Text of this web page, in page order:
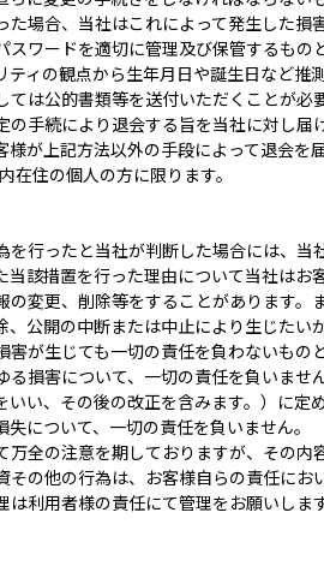
場合、当社はこれによって発生した損
ワードを適切に管理及び保管するも
ィの観点から生年月日や誕生日など推
は公的書類等を送付いただくことが必
手続により退会する旨を当社に対し
が上記方法以外の手段によって退会を
住の個人の方に限ります。
行ったと当社が判断した場合には、
該措置を行った理由について当社はお
変更、削除等をすることがあります
公開の中断または中止により生じたい
が生じても一切の責任を負わないものと
損害について、一切の責任を負いま
い、その後の改正を含みます。）に定
について、一切の責任を負いません。
全の注意を期しておりますが、その内
の他の行為は、お客様自らの責任にお
利用者様の責任にて管理をお願いし